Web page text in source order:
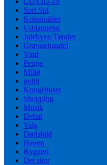
Sort Sol
Kriminalitet
Uddannelse
Julebyen Tønder
Grænsehandel
Vind
Penge
Miljø
politi
Kongehuset
Shopping
Musik
Debat
Valg
Dødsfald
Haven
Byggeri
Det sker